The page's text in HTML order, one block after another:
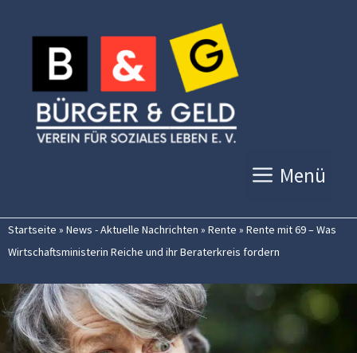
Inhalt
springen
Menü
Startseite » News - Aktuelle Nachrichten » Rente » Rente mit 69 – Was
Wirtschaftsministerin Reiche und ihr Beraterkreis fordern